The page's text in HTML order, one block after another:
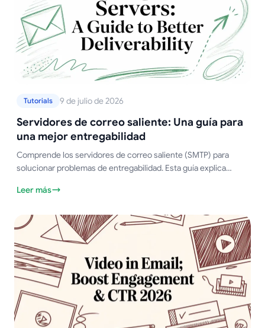
Tutorials 9 de julio de 2026
Servidores de correo saliente: Una guía para
una mejor entregabilidad
Comprende los servidores de correo saliente (SMTP) para
solucionar problemas de entregabilidad. Esta guía explica
la resolución de problemas.
Leer más